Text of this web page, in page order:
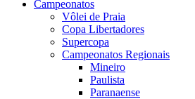
Campeonatos
Vôlei de Praia
Copa Libertadores
Supercopa
Campeonatos Regionais
Mineiro
Paulista
Paranaense